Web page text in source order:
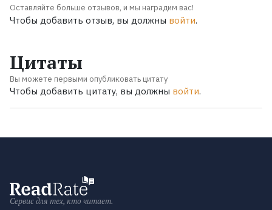
Оставляйте больше отзывов, и мы наградим вас!
Чтобы добавить отзыв, вы должны войти.
Цитаты
Вы можете первыми опубликовать цитату
Чтобы добавить цитату, вы должны войти.
Сервис для тех, кто читает.